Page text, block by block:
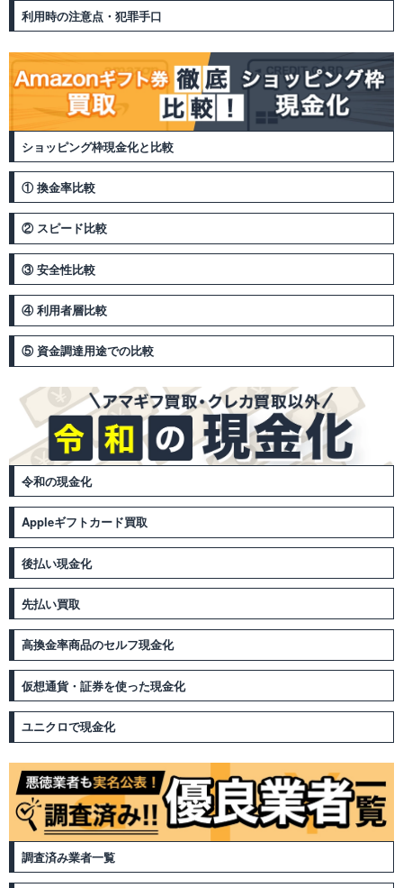
利用時の注意点・犯罪手口
ショッピング枠現金化と比較
① 換金率比較
② スピード比較
③ 安全性比較
④ 利用者層比較
⑤ 資金調達用途での比較
令和の現金化
Appleギフトカード買取
後払い現金化
先払い買取
高換金率商品のセルフ現金化
仮想通貨・証券を使った現金化
ユニクロで現金化
調査済み業者一覧